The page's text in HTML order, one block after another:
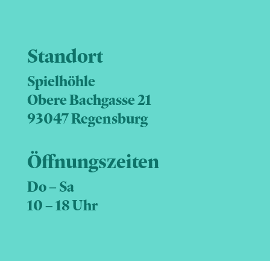
Standort
Spielhöhle
Obere Bachgasse 21
93047 Regensburg
Öffnungszeiten
Do – Sa
10 – 18 Uhr